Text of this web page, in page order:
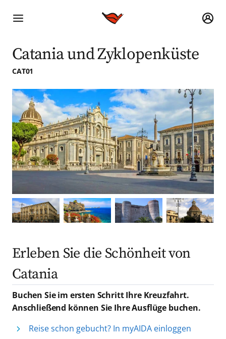
Catania und Zyklopenküste
CAT01
Erleben Sie die Schönheit von
Catania
Buchen Sie im ersten Schritt Ihre Kreuzfahrt.
Anschließend können Sie Ihre Ausflüge buchen.
Reise schon gebucht? In myAIDA einloggen